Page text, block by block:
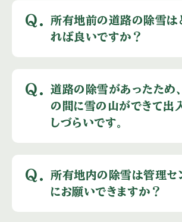
Q.
所有地前の道路の除雪は
れば良いですか？
Q.
道路の除雪があったため
の間に雪の山ができて出
しづらいです。
Q.
所有地内の除雪は管理セ
にお願いできますか？